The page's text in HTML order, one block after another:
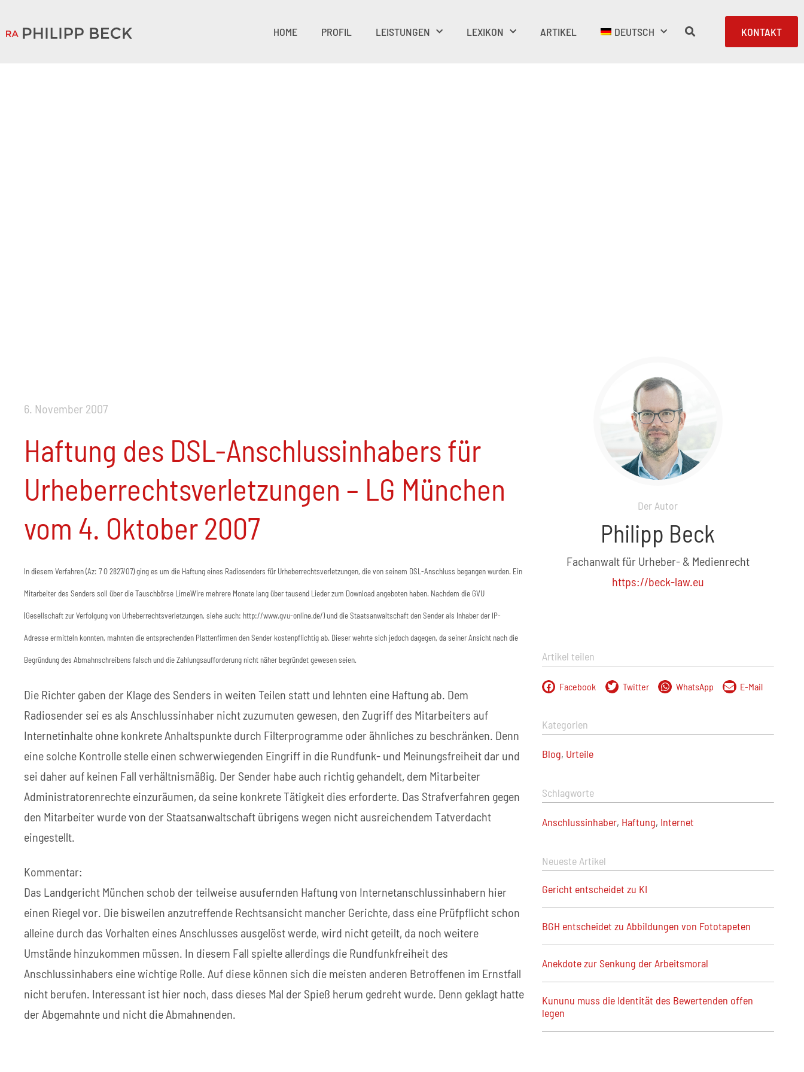
HOME PROFIL LEISTUNGEN LEXIKON ARTIKEL DEUTSCH KONTAKT
6. November 2007
Haftung des DSL-Anschlussinhabers für
Urheberrechtsverletzungen – LG München
vom 4. Oktober 2007
In diesem Verfahren (Az: 7 O 2827/07) ging es um die Haftung eines Radiosenders für Urheberrechtsverletzungen, die von seinem DSL-Anschluss begangen wurden. Ein
Mitarbeiter des Senders soll über die Tauschbörse LimeWire mehrere Monate lang über tausend Lieder zum Download angeboten haben. Nachdem die GVU
(Gesellschaft zur Verfolgung von Urheberrechtsverletzungen, siehe auch: http://www.gvu-online.de/) und die Staatsanwaltschaft den Sender als Inhaber der IP-
Adresse ermitteln konnten, mahnten die entsprechenden Plattenfirmen den Sender kostenpflichtig ab. Dieser wehrte sich jedoch dagegen, da seiner Ansicht nach die
Begründung des Abmahnschreibens falsch und die Zahlungsaufforderung nicht näher begründet gewesen seien.
Die Richter gaben der Klage des Senders in weiten Teilen statt und lehnten eine Haftung ab. Dem
Radiosender sei es als Anschlussinhaber nicht zuzumuten gewesen, den Zugriff des Mitarbeiters auf
Internetinhalte ohne konkrete Anhaltspunkte durch Filterprogramme oder ähnliches zu beschränken. Denn
eine solche Kontrolle stelle einen schwerwiegenden Eingriff in die Rundfunk- und Meinungsfreiheit dar und
sei daher auf keinen Fall verhältnismäßig. Der Sender habe auch richtig gehandelt, dem Mitarbeiter
Administratorenrechte einzuräumen, da seine konkrete Tätigkeit dies erforderte. Das Strafverfahren gegen
den Mitarbeiter wurde von der Staatsanwaltschaft übrigens wegen nicht ausreichendem Tatverdacht
eingestellt.
Kommentar:
Das Landgericht München schob der teilweise ausufernden Haftung von Internetanschlussinhabern hier
einen Riegel vor. Die bisweilen anzutreffende Rechtsansicht mancher Gerichte, dass eine Prüfpflicht schon
alleine durch das Vorhalten eines Anschlusses ausgelöst werde, wird nicht geteilt, da noch weitere
Umstände hinzukommen müssen. In diesem Fall spielte allerdings die Rundfunkfreiheit des
Anschlussinhabers eine wichtige Rolle. Auf diese können sich die meisten anderen Betroffenen im Ernstfall
nicht berufen. Interessant ist hier noch, dass dieses Mal der Spieß herum gedreht wurde. Denn geklagt hatte
der Abgemahnte und nicht die Abmahnenden.
Der Autor
Philipp Beck
Fachanwalt für Urheber- & Medienrecht
https://beck-law.eu
Artikel teilen
Facebook Twitter WhatsApp E-Mail
Kategorien
Blog, Urteile
Schlagworte
Anschlussinhaber, Haftung, Internet
Neueste Artikel
Gericht entscheidet zu KI
BGH entscheidet zu Abbildungen von Fototapeten
Anekdote zur Senkung der Arbeitsmoral
Kununu muss die Identität des Bewertenden offen
legen